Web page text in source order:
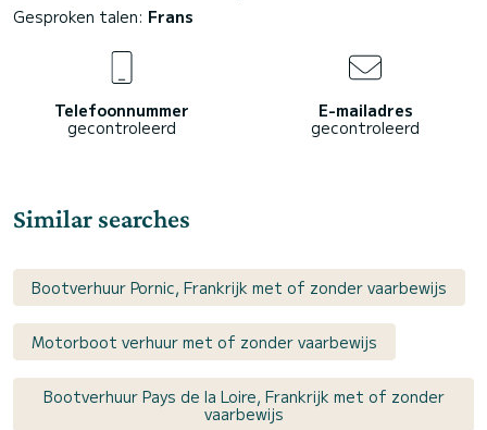
Gesproken talen: Frans
Telefoonnummer
gecontroleerd
E-mailadres
gecontroleerd
Similar searches
Bootverhuur Pornic, Frankrijk met of zonder vaarbewijs
Motorboot verhuur met of zonder vaarbewijs
Bootverhuur Pays de la Loire, Frankrijk met of zonder
vaarbewijs